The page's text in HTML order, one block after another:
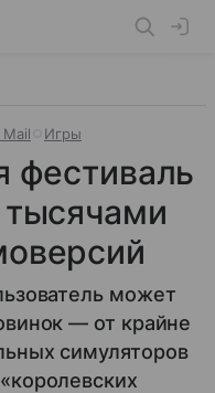
Игры
фестиваль
может
— от крайне
симуляторов